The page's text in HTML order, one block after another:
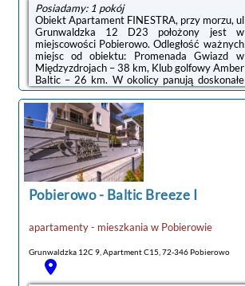
Posiadamy: 1 pokój
Obiekt Apartament FINESTRA, przy morzu, ul
Grunwaldzka 12 D23 położony jest w
miejscowości Pobierowo. Odległość ważnych
miejsc od obiektu: Promenada Gwiazd w
Międzyzdrojach – 38 km, Klub golfowy Amber
Baltic – 26 km. W okolicy panują doskonałe
warunki do uprawiania jazdy na rowerze. Ten
obiekt zapewnia bezpłatne Wi-Fi. Na terenie
obiektu dostępny jest też prywatny parking.
W odległości 400 m od obiektu znajduje się
Plaża Pobierowo.W apartamencie
zapewniono balkon, sypialnię (1), salon,
kuchnię ze standardowym wyposażeniem, a
także łazienkę (1) z bidetem i prysznicem. ...
Pobierowo- Baltic Breeze I
apartamenty - mieszkania w Pobierowie
Grunwaldzka 12C 9, Apartment C15, 72-346 Pobierowo